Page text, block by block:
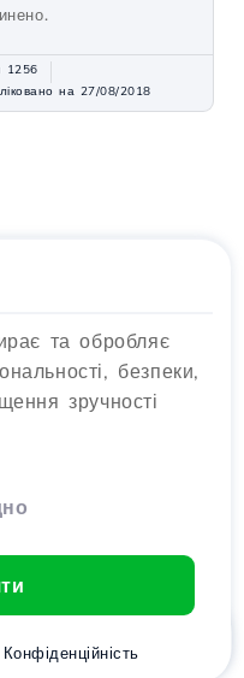
1256
на 27/08/2018
та обробляє
безпеки,
зручності
Конфіденційність
Chat